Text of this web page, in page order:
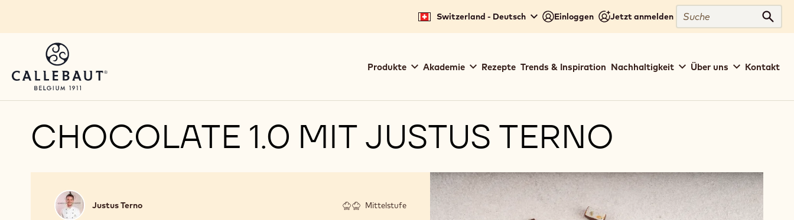
Switzerland - Deutsch Einloggen Jetzt anmelden
Suche
navigation
Produkte Akademie Rezepte Trends & Inspiration Nachhaltigkeit Über uns Kontakt
CHOCOLATE 1.0 MIT JUSTUS TERNO
Justus
Terno
Justus Terno Mittelstufe